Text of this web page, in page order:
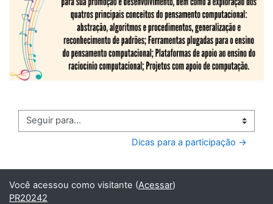
Seguir para...
Dicas para a participação →
Você acessou como visitante (Acessar)
PR20242